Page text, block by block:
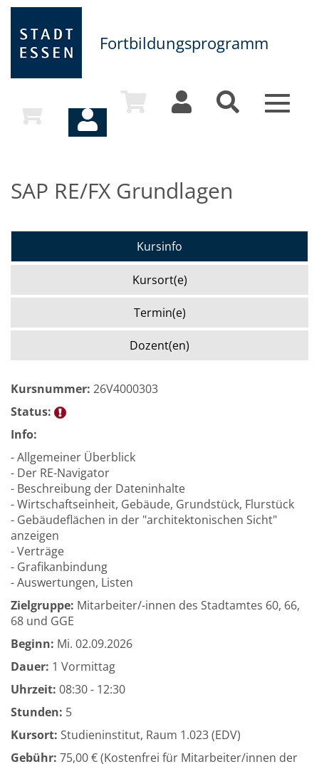
Fortbildungsprogramm
Toggle
SAP RE/FX Grundlagen
Kursinfo
Kursort(e)
Termin(e)
Dozent(en)
Kursnummer: 26V4000303
Status:
Info:
- Allgemeiner Überblick
- Der RE-Navigator
- Beschreibung der Dateninhalte
- Wirtschaftseinheit, Gebäude, Grundstück, Flurstück
- Gebäudeflächen in der "architektonischen Sicht"
anzeigen
- Verträge
- Grafikanbindung
- Auswertungen, Listen
Zielgruppe: Mitarbeiter/-innen des Stadtamtes 60, 66,
68 und GGE
Beginn: Mi. 02.09.2026
Dauer: 1 Vormittag
Uhrzeit: 08:30 - 12:30
Stunden: 5
Kursort: Studieninstitut, Raum 1.023 (EDV)
Gebühr: 75,00 € (Kostenfrei für Mitarbeiter/innen der